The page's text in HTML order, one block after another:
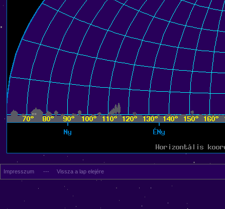
Impresszum --- Vissza a lap elejére